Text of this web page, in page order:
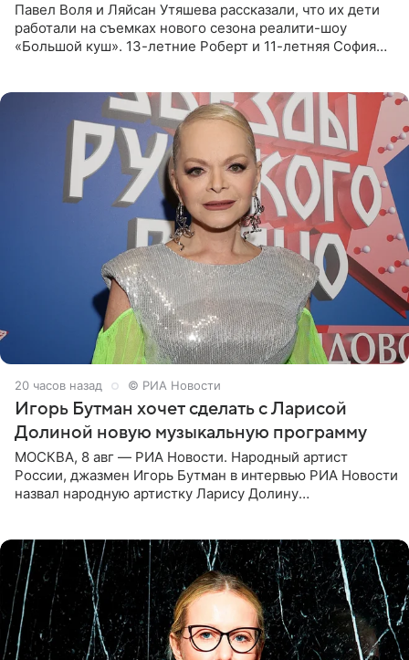
Павел Воля и Ляйсан Утяшева рассказали, что их дети
работали на съемках нового сезона реалити-шоу
«Большой куш». 13-летние Роберт и 11-летняя София
20 часов назад © РИА Новости
Игорь Бутман хочет сделать с Ларисой
Долиной новую музыкальную программу
МОСКВА, 8 авг — РИА Новости. Народный артист
России, джазмен Игорь Бутман в интервью РИА Новости
назвал народную артистку Ларису Долину